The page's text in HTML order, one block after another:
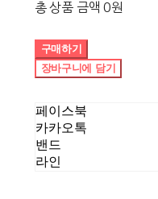
총 상품 금액 0원
구매하기
장바구니에 담기
페이스북
카카오톡
밴드
라인